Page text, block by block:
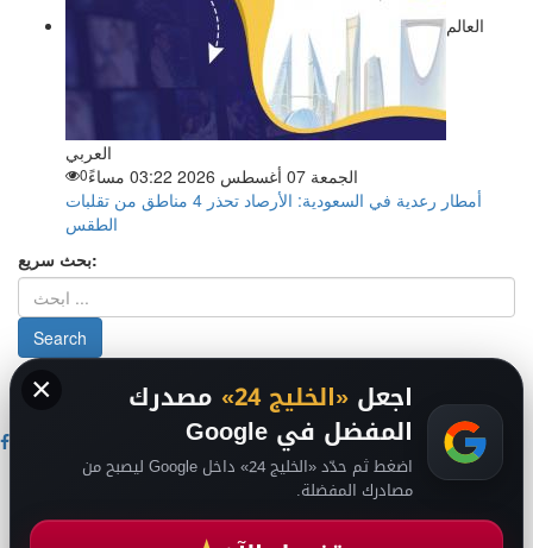
العالم
العربي
الجمعة 07 أغسطس 2026 03:22 مساءً
0
أمطار رعدية في السعودية: الأرصاد تحذر 4 مناطق من تقلبات
الطقس
بحث سريع:
من نحن
اخبار الخليج
× اجعل «الخليج 24» مصدرك
المفضل في Google
اضغط ثم حدّد «الخليج 24» داخل Google ليصبح من
مصادرك المفضلة.